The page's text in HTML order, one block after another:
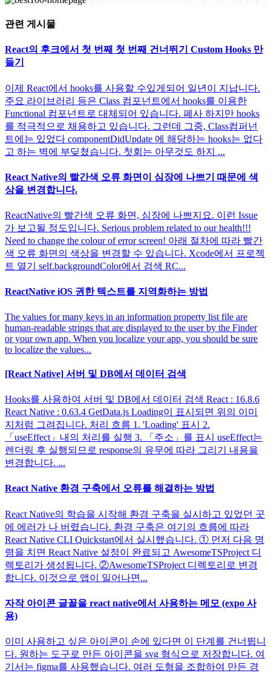
관련 게시물
React의 후크에서 첫 번째 첫 번째 건너뛰기 Custom Hooks 만
들기
이제 React에서 hooks를 사용할 수있게되어 일년이 지납니다.
주요 라이브러리 등은 Class 컴포넌트에서 hooks를 이용한
Functional 컴포넌트로 대체되어 있습니다. 폐사 하지만 hooks
를 적극적으로 채용하고 있습니다. 그런데 그중, Class컴퍼넌
트에는 있었다 componentDidUpdate 에 해당하는 hooks는 없다
고 하는 벽에 부딪쳤습니다. 첫회는 아무것도 하지 ...
React Native의 빨간색 오류 화면이 심장에 나쁘기 때문에 색
상을 변경합니다.
ReactNative의 빨간색 오류 화면, 심장에 나쁘지요. 이런 Issue
가 보고될 정도입니다. Serious problem related to our health!!!
Need to change the colour of error screen! 아래 절차에 따라 빨간
색 오류 화면의 색상을 변경할 수 있습니다. Xcode에서 프로젝
트 열기 self.backgroundColor에서 검색 RC...
ReactNative iOS 권한 텍스트를 지역화하는 방법
The values for many keys in an information property list file are
human-readable strings that are displayed to the user by the Finder
or your own app. When you localize your app, you should be sure
to localize the values...
[React Native] 서버 및 DB에서 데이터 검색
Hooks를 사용하여 서버 및 DB에서 데이터 검색 React : 16.8.6
React Native : 0.63.4 GetData.js Loading이 표시되면 위의 이미
지처럼 그려집니다. 처리 흐름 1. 'Loading' 표시 2.
「useEffect」내의 처리를 실행 3. 「주소」를 표시 useEffect는
렌더링 후 실행되므로 response의 유무에 따라 그리기 내용을
변경합니다. ...
React Native 환경 구축에서 오류를 해결하는 방법
React Native의 학습을 시작해 환경 구축을 실시하고 있었던 곳
에 에러가 나 버렸습니다. 환경 구축은 여기의 흐름에 따라
React Native CLI Quickstart에서 실시했습니다. ① 먼저 다음 명
령을 치면 React Native 설정이 완료되고 AwesomeTSProject 디
렉토리가 생성됩니다. ②AwesomeTSProject 디렉토리로 변경
합니다. 이것으로 앱이 일어나면...
자작 아이콘 글꼴을 react native에서 사용하는 메모 (expo 사
용)
이미 사용하고 싶은 아이콘이 손에 있다면 이 단계를 건너뜁니
다. 원하는 도구로 만든 아이콘을 svg 형식으로 저장합니다. 여
기서는 figma를 사용했습니다. 여러 도형을 조합하여 만든 경